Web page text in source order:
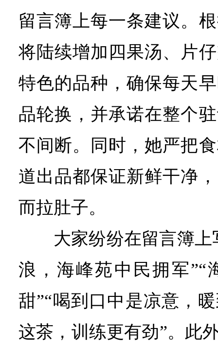
留言簿上每一条建议。
将陆续增加四果汤、片
特色的品种，确保每天
品轮换，并承诺在整个
不间断。同时，她严把
道出品都保证新鲜干净
而拉肚子。
大家纷纷在留言簿
浪，海峰苑中民拥军”“
甜”“喝到口中是凉意，
这茶，训练更有劲”。此